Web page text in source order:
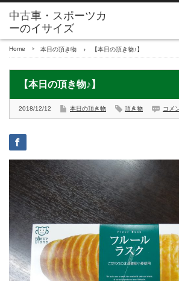
Home 本日の頂き物 【本日の頂き物♪】
【本日の頂き物♪】
2018/12/12 本日の頂き物 頂き物 コメ